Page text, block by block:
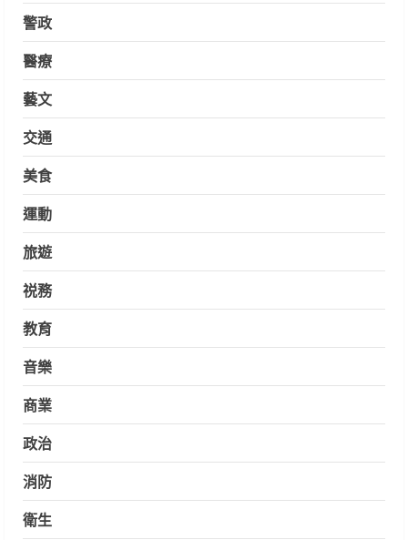
警政
醫療
藝文
交通
美食
運動
旅遊
祱務
教育
音樂
商業
政治
消防
衛生